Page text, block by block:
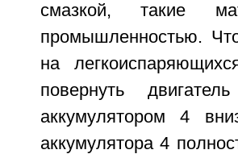
смазкой, такие
промышленностью.
на
повернуть
аккумулятором 4
аккумулятора 4